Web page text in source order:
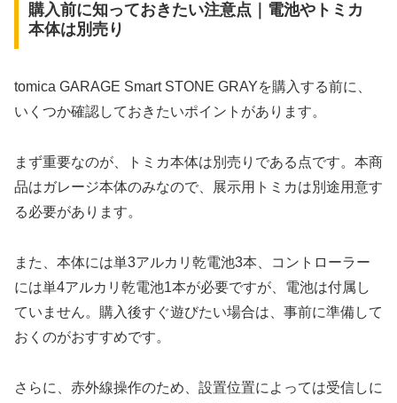
購入前に知っておきたい注意点｜電池やトミカ
本体は別売り
tomica GARAGE Smart STONE GRAYを購入する前に、
いくつか確認しておきたいポイントがあります。
まず重要なのが、トミカ本体は別売りである点です。本商
品はガレージ本体のみなので、展示用トミカは別途用意す
る必要があります。
また、本体には単3アルカリ乾電池3本、コントローラー
には単4アルカリ乾電池1本が必要ですが、電池は付属し
ていません。購入後すぐ遊びたい場合は、事前に準備して
おくのがおすすめです。
さらに、赤外線操作のため、設置位置によっては受信しに